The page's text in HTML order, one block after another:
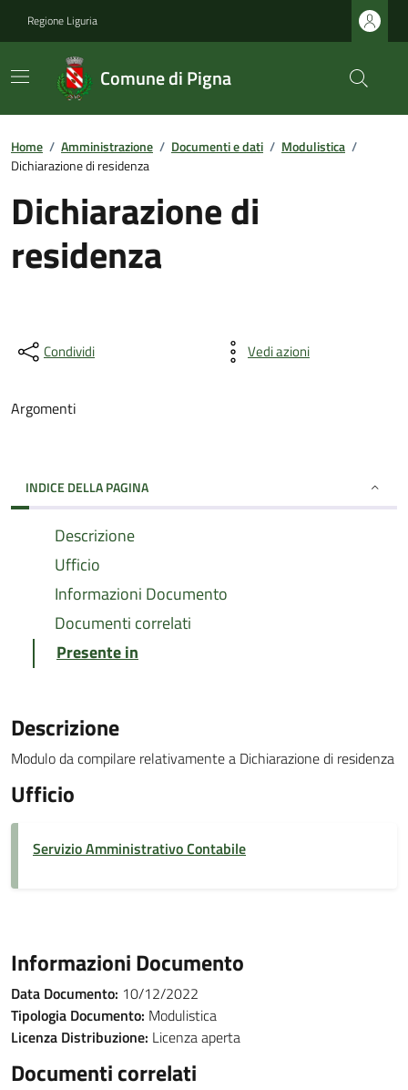
Regione Liguria
Comune di Pigna
Home / Amministrazione / Documenti e dati / Modulistica /
Dichiarazione di residenza
Dichiarazione di
residenza
Condividi Vedi azioni
Argomenti
INDICE DELLA PAGINA
Descrizione
Ufficio
Informazioni Documento
Documenti correlati
Presente in
Descrizione
Modulo da compilare relativamente a Dichiarazione di residenza
Ufficio
Servizio Amministrativo Contabile
Informazioni Documento
Data Documento: 10/12/2022
Tipologia Documento: Modulistica
Licenza Distribuzione: Licenza aperta
Documenti correlati